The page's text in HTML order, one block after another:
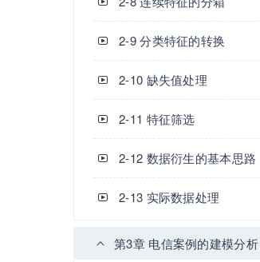
2-9 分类特征的转换
2-10 缺失值处理
2-11 特征筛选
2-12 数据衍生的基本思路
2-13 实际数据处理
第3章 电信案例的建模分析